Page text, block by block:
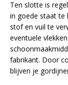
Ten slotte is
in goede staat te
stof en vuil te
eventuele
fabrikant. Door
blijven je